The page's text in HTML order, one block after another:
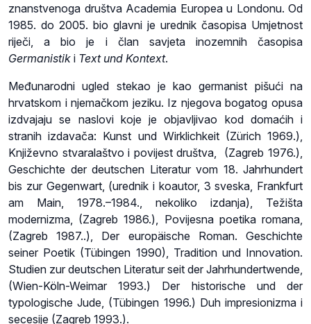
znanstvenoga društva Academia Europea u Londonu. Od
1985. do 2005. bio glavni je urednik časopisa Umjetnost
riječi, a bio je i član savjeta inozemnih časopisa
Germanistik i Text und Kontext.
Međunarodni ugled stekao je kao germanist pišući na
hrvatskom i njemačkom jeziku. Iz njegova bogatog opusa
izdvajaju se naslovi koje je objavljivao kod domaćih i
stranih izdavača: Kunst und Wirklichkeit (Zürich 1969.),
Književno stvaralaštvo i povijest društva, (Zagreb 1976.),
Geschichte der deutschen Literatur vom 18. Jahrhundert
bis zur Gegenwart, (urednik i koautor, 3 sveska, Frankfurt
am Main, 1978.–1984., nekoliko izdanja), Težišta
modernizma, (Zagreb 1986.), Povijesna poetika romana,
(Zagreb 1987..), Der europäische Roman. Geschichte
seiner Poetik (Tübingen 1990), Tradition und Innovation.
Studien zur deutschen Literatur seit der Jahrhundertwende,
(Wien-Köln-Weimar 1993.) Der historische und der
typologische Jude, (Tübingen 1996.) Duh impresionizma i
secesije (Zagreb 1993.).